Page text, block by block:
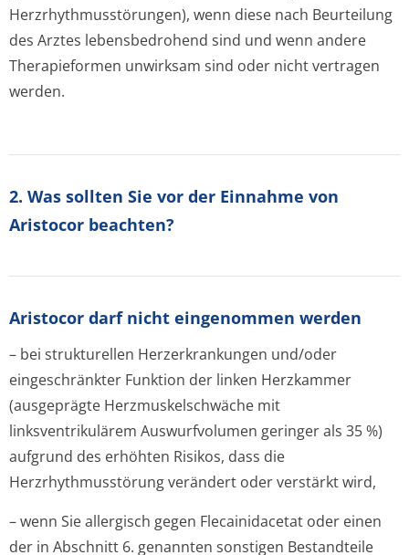
Herzrhythmusstörun­gen), wenn diese nach Beurteilung
des Arztes lebensbedrohend sind und wenn andere
Therapieformen unwirksam sind oder nicht vertragen
werden.
2. Was sollten Sie vor der Einnahme von
Aristocor beachten?
Aristocor darf nicht eingenommen werden
– bei strukturellen Herzerkrankungen und/oder
eingeschränkter Funktion der linken Herzkammer
(ausgeprägte Herzmuskelschwäche mit
linksventrikulärem Auswurfvolumen geringer als 35 %)
aufgrund des erhöhten Risikos, dass die
Herzrhythmusstörung verändert oder verstärkt wird,
– wenn Sie allergisch gegen Flecainidacetat oder einen
der in Abschnitt 6. genannten sonstigen Bestandteile